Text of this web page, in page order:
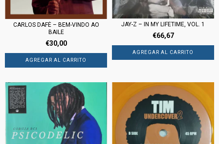
CARLOS DAFÉ – BEM-VINDO AO
BAILE
€30,00
JAY-Z – IN MY LIFETIME, VOL. 1
€66,67